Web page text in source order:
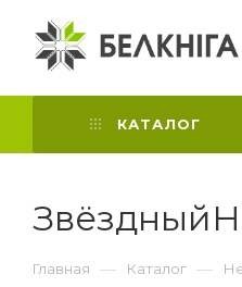
КАТАЛОГ
Главная — Каталог —